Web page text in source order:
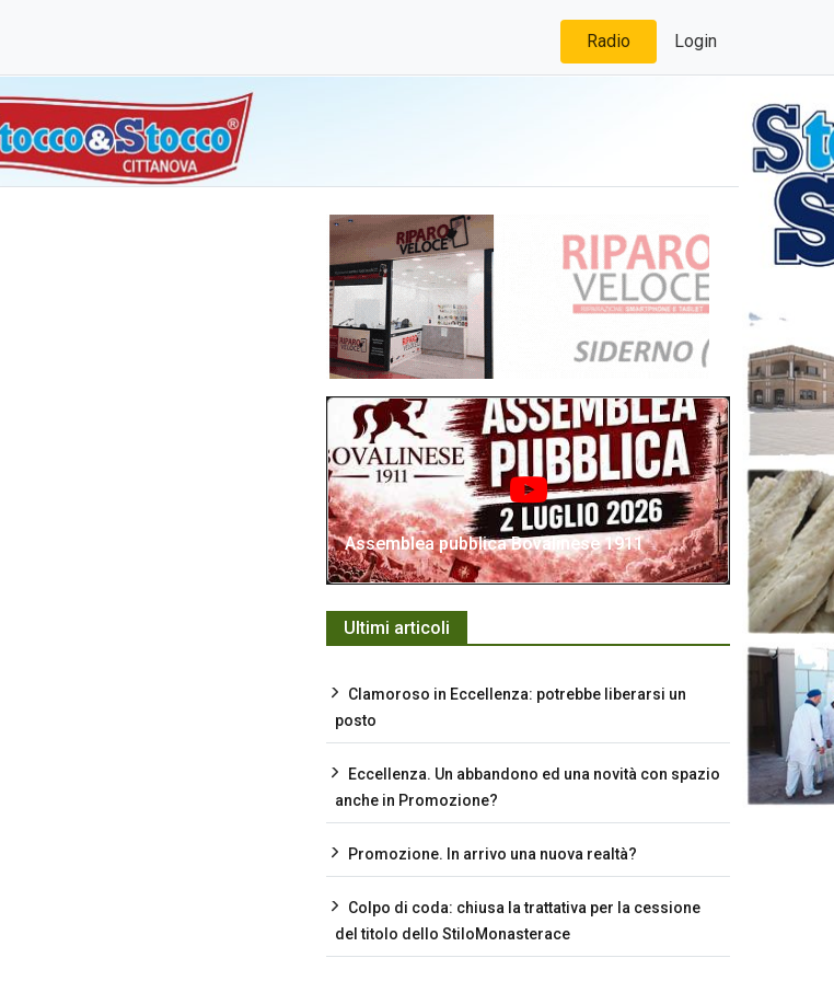
Radio Login
Assemblea pubblica Bovalinese 1911
Ultimi articoli
Clamoroso in Eccellenza: potrebbe liberarsi un
posto
Eccellenza. Un abbandono ed una novità con spazio
anche in Promozione?
Promozione. In arrivo una nuova realtà?
Colpo di coda: chiusa la trattativa per la cessione
del titolo dello StiloMonasterace